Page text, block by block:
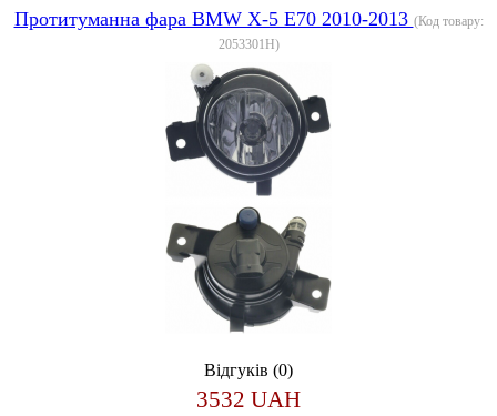
Протитуманна фара BMW X-5 E70 2010-2013 (Код товару:
2053301H)
Відгуків (0)
3532 UAH